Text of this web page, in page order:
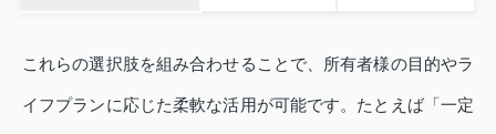
これらの選択肢を組み合わせることで、所有者様の目的やラ
イフプランに応じた柔軟な活用が可能です。たとえば「一定